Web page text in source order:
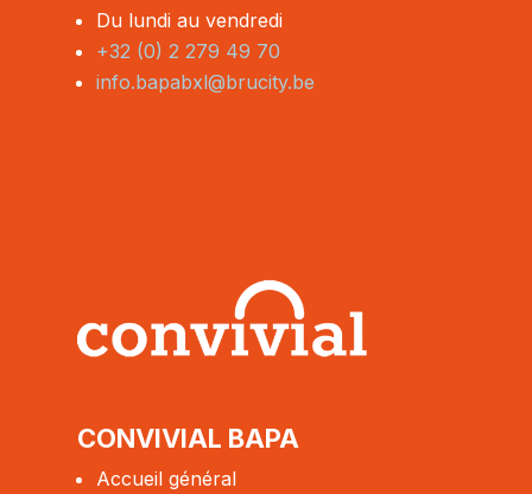
Du lundi au vendredi
+32 (0) 2 279 49 70
info.bapabxl@brucity.be
CONVIVIAL BAPA
Accueil général